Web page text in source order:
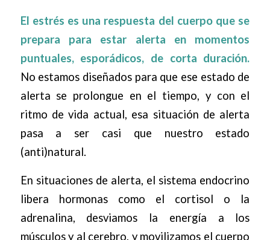
El estrés es una respuesta del cuerpo que se
prepara para estar alerta en momentos
puntuales, esporádicos, de corta duración.
No estamos diseñados para que ese estado de
alerta se prolongue en el tiempo, y con el
ritmo de vida actual, esa situación de alerta
pasa a ser casi que nuestro estado
(anti)natural.
En situaciones de alerta, el sistema endocrino
libera hormonas como el cortisol o la
adrenalina, desviamos la energía a los
músculos y al cerebro, y movilizamos el cuerpo